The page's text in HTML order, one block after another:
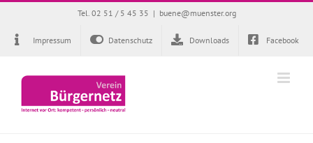
Zum
springen
Tel. 02 51 / 5 45 35 | buene@muenster.org
Impressum Datenschutz Downloads Facebook